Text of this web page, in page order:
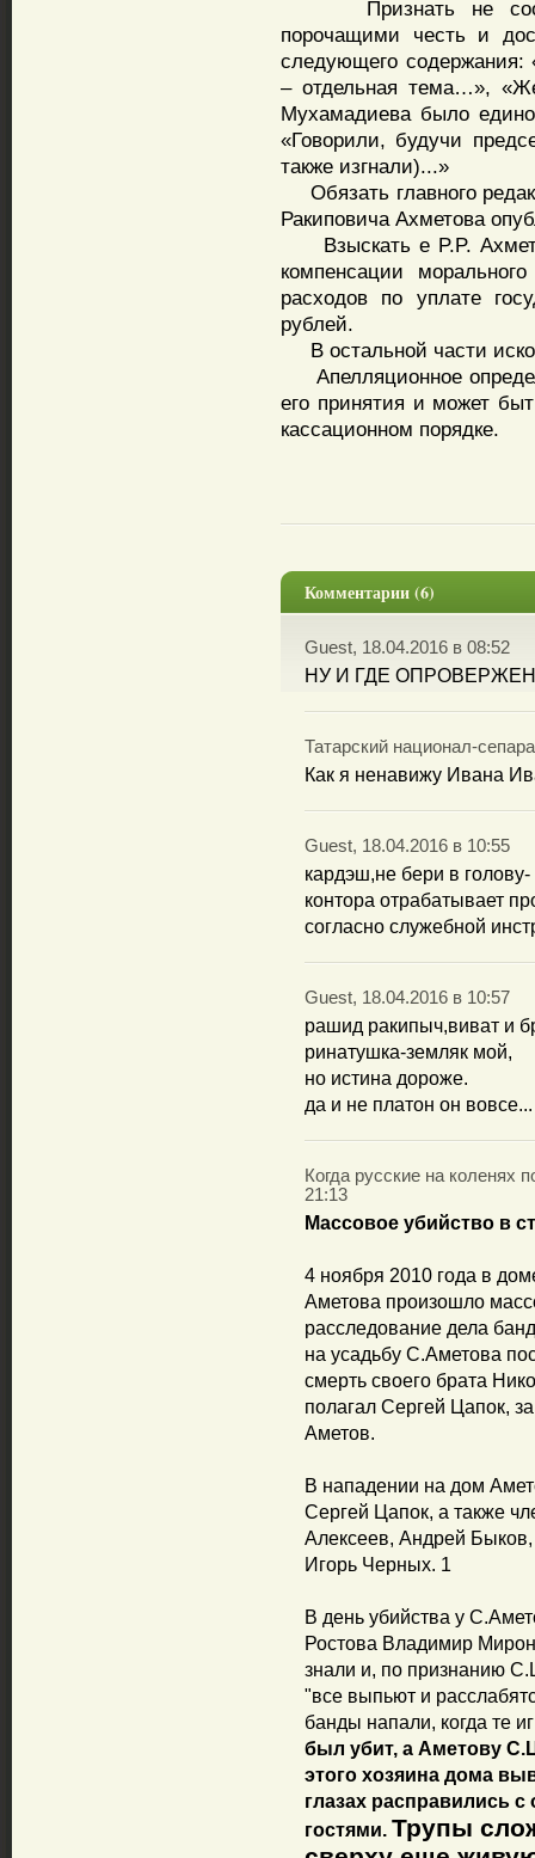
Признать не
порочащими честь и
следующего содержания:
– отдельная тема…»,
Мухамадиева было
«Говорили, будучи
также изгнали)...»
Обязать главного
Ракиповича Ахметова
Взыскать е P.P.
компенсации
расходов по уплате
рублей.
В остальной части
Апелляционное
его принятия и может
кассационном порядке.
Комментарии (6)
Guest, 18.04.2016 в 08:52
НУ И ГДЕ
Татарский национал-
Как я ненавижу Ивана
Guest, 18.04.2016 в 10:55
кардэш,не бери в голову-
контора отрабатывает
согласно служебной
Guest, 18.04.2016 в 10:57
рашид ракипыч,виват и
ринатушка-земляк мой,
но истина дороже.
да и не платон он вовсе...
Когда русские на коленях
21:13
Массовое убийство в
4 ноября 2010 года в
Аметова произошло
расследование дела
на усадьбу С.Аметова
смерть своего брата
полагал Сергей Цапок,
Аметов.
В нападении на дом
Сергей Цапок, а также
Алексеев, Андрей
Игорь Черных. 1
В день убийства у
Ростова Владимир
знали и, по признанию
"все выпьют и
банды напали, когда те
был убит, а Аметову
этого хозяина дома
глазах расправились
гостями. Трупы